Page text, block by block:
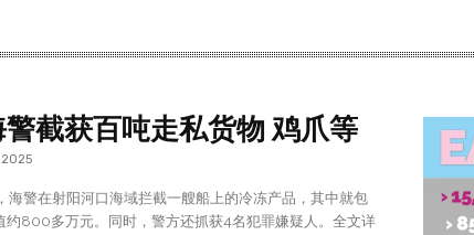
截获百吨走私货物 鸡爪等
海警在射阳河口海域拦截一艘船上的冷冻产品，其中就包
约800多万元。同时，警方还抓获4名犯罪嫌疑人。全文详